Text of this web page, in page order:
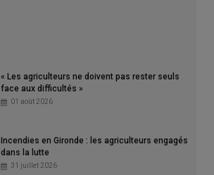
« Les agriculteurs ne doivent pas rester seuls
face aux difficultés »
01 août 2026
Incendies en Gironde : les agriculteurs engagés
dans la lutte
31 juillet 2026